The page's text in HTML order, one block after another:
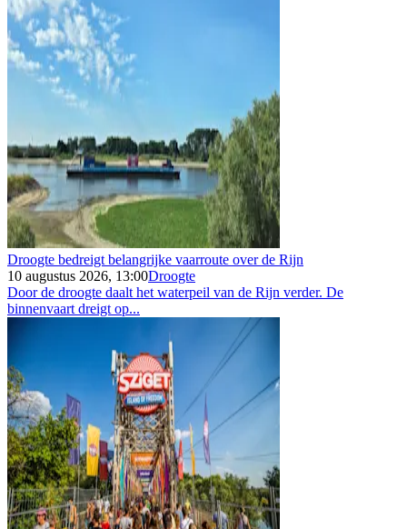
Droogte bedreigt belangrijke vaarroute over de Rijn
10 augustus 2026, 13:00Droogte
Door de droogte daalt het waterpeil van de Rijn verder. De
binnenvaart dreigt op...